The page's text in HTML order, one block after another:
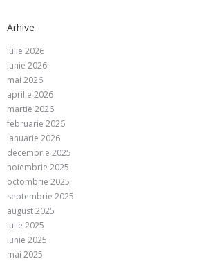
Arhive
iulie 2026
iunie 2026
mai 2026
aprilie 2026
martie 2026
februarie 2026
ianuarie 2026
decembrie 2025
noiembrie 2025
octombrie 2025
septembrie 2025
august 2025
iulie 2025
iunie 2025
mai 2025